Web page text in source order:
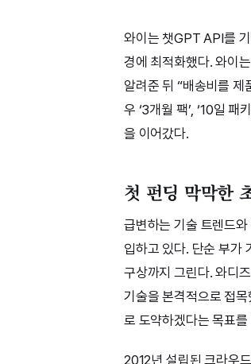
와이는 챗GPT API를
경에 최적화했다. 와이
알려준 뒤 “배송비를 제
우 ‘3개월 팩’, ‘10일
을 이어갔다.
첫 펀딩 막막한
급변하는 기술 트렌드
입하고 있다. 단순 부가
구상까지 그린다. 와디
기술을 본격적으로 접
로 도약하겠다는 목표를
2012년 설립된 크라우